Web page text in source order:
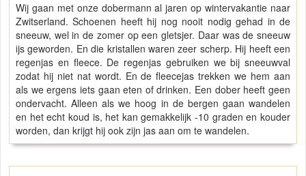
Wij gaan met onze dobermann al jaren op wintervakantie naar
Zwitserland. Schoenen heeft hij nog nooit nodig gehad in de
sneeuw, wel in de zomer op een gletsjer. Daar was de sneeuw
ijs geworden. En die kristallen waren zeer scherp. Hij heeft een
regenjas en fleece. De regenjas gebruiken we bij sneeuwval
zodat hij niet nat wordt. En de fleecejas trekken we hem aan
als we ergens iets gaan eten of drinken. Een dober heeft geen
ondervacht. Alleen als we hoog in de bergen gaan wandelen
en het echt koud is, het kan gemakkelijk -10 graden en kouder
worden, dan krijgt hij ook zijn jas aan om te wandelen.